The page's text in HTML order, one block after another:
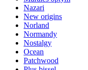
Nazari
New origins
Norland
Normandy
Nostalgy
Ocean
Patchwood